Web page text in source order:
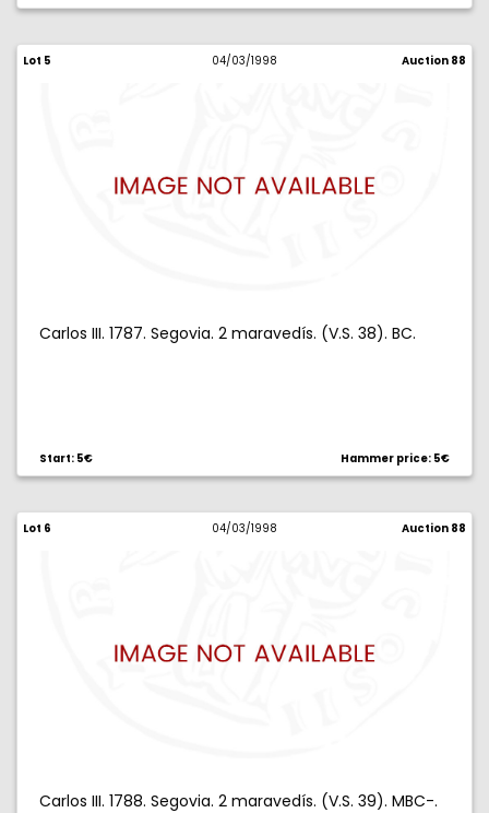
Lot 5 04/03/1998 Auction 88
Carlos III. 1787. Segovia. 2 maravedís. (V.S. 38). BC.
Start: 5€ Hammer price: 5€
Lot 6 04/03/1998 Auction 88
Carlos III. 1788. Segovia. 2 maravedís. (V.S. 39). MBC-.